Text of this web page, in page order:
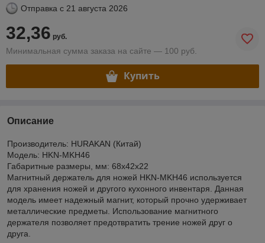
Отправка с 21 августа 2026
32,36 руб.
Минимальная сумма заказа на сайте — 100 руб.
Купить
Описание
Производитель: HURAKAN (Китай)
Модель: HKN-MKH46
Габаритные размеры, мм: 68x42x22
Магнитный держатель для ножей HKN-MKH46 используется
для хранения ножей и другого кухонного инвентаря. Данная
модель имеет надежный магнит, который прочно удерживает
металлические предметы. Использование магнитного
держателя позволяет предотвратить трение ножей друг о
друга.